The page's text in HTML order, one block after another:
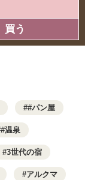
買う
#パン屋
#温泉
3世代の宿
アルクマ